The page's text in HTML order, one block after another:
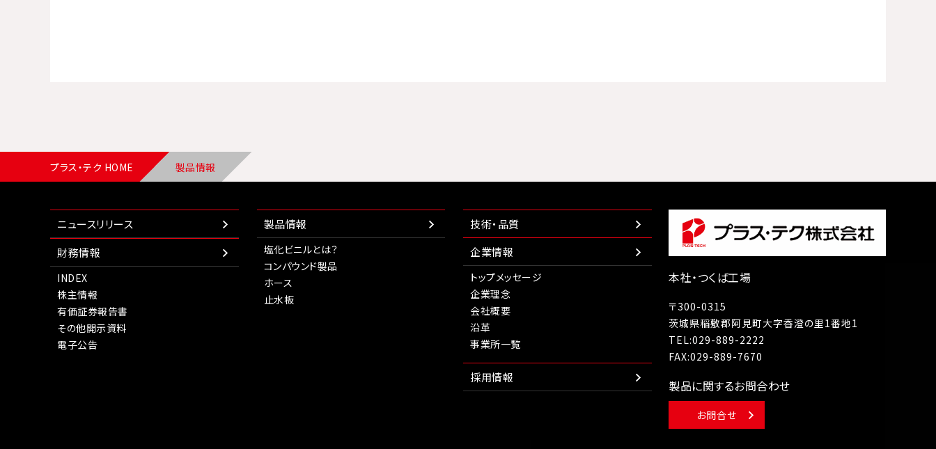
プラス・テク HOME 製品情報
ニュースリリース
財務情報
INDEX
株主情報
有価証券報告書
その他開示資料
電子公告
製品情報
塩化ビニルとは？
コンパウンド製品
ホース
止水板
技術・品質
企業情報
トップメッセージ
企業理念
会社概要
沿革
事業所一覧
採用情報
本社・つくば工場
〒300-0315
茨城県稲敷郡阿見町大字香澄の里1番地1
TEL:029-889-2222
FAX:029-889-7670
製品に関するお問合わせ
お問合せ